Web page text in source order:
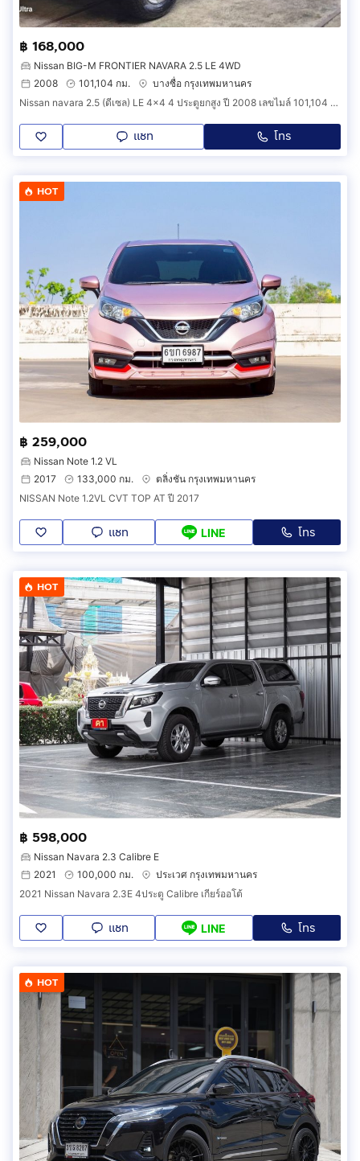
฿ 168,000
Nissan BIG-M FRONTIER NAVARA 2.5 LE 4WD
2008
101,104 กม.
บางซื่อ กรุงเทพมหานคร
Nissan navara 2.5 (ดีเซล) LE 4x4 4 ประตูยกสูง ปี 2008 เลขไมล์ 101,104 มือเดียวป้ายแดง​ ขาย​ 168,000 บาท
แชท โทร
HOT
฿ 259,000
Nissan Note 1.2 VL
2017
133,000 กม.
ตลิ่งชัน กรุงเทพมหานคร
NISSAN Note 1.2VL CVT TOP AT ปี 2017
แชท LINE โทร
HOT
฿ 598,000
Nissan Navara 2.3 Calibre E
2021
100,000 กม.
ประเวศ กรุงเทพมหานคร
2021 Nissan Navara 2.3E 4ประตู Calibre เกียร์ออโต้
แชท LINE โทร
HOT